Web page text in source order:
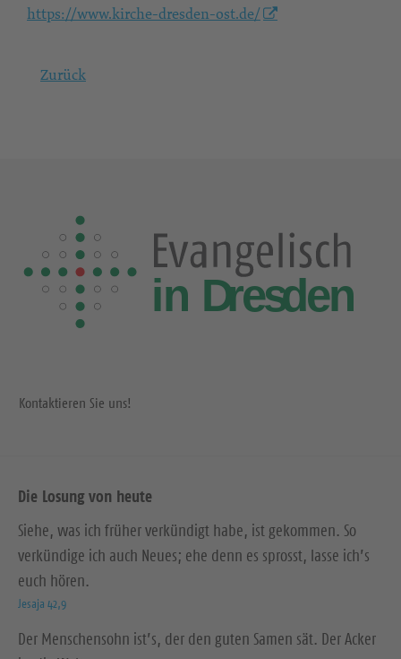
https://www.kirche-dresden-ost.de/
Zurück
Kontaktieren Sie uns!
Die Losung von heute
Siehe, was ich früher verkündigt habe, ist gekommen. So
verkündige ich auch Neues; ehe denn es sprosst, lasse ich’s
euch hören.
Jesaja 42,9
Der Menschensohn ist’s, der den guten Samen sät. Der Acker